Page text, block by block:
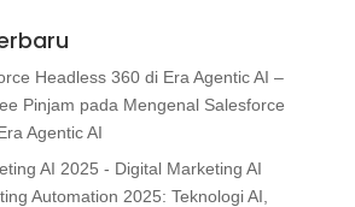
Headless 360 di Era Agentic AI –
Pinjam pada Mengenal Salesforce
Agentic AI
AI 2025 - Digital Marketing AI
Automation 2025: Teknologi AI,